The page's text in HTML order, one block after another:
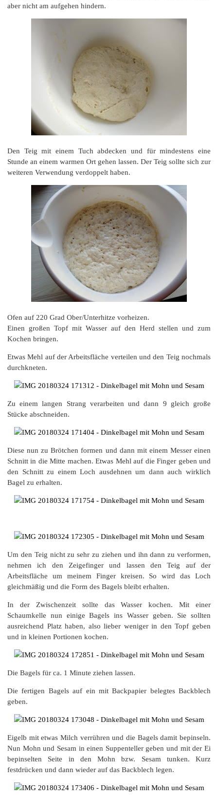
aber nicht am aufgehen hindern.
Den Teig mit einem Tuch abdecken und für mindestens eine
Stunde an einem warmen Ort gehen lassen. Der Teig sollte sich zur
weiteren Verwendung verdoppelt haben.
Ofen auf 220 Grad Ober/Unterhitze vorheizen.
Einen großen Topf mit Wasser auf den Herd stellen und zum
Kochen bringen.
Etwas Mehl auf der Arbeitsfläche verteilen und den Teig nochmals
durchkneten.
Zu einem langen Strang verarbeiten und dann 9 gleich große
Stücke abschneiden.
Diese nun zu Brötchen formen und dann mit einem Messer einen
Schnitt in die Mitte machen. Etwas Mehl auf die Finger geben und
den Schnitt zu einem Loch ausdehnen um dann auch wirklich
Bagel zu erhalten.
Um den Teig nicht zu sehr zu ziehen und ihn dann zu verformen,
nehmen ich den Zeigefinger und lassen den Teig auf der
Arbeitsfläche um meinem Finger kreisen. So wird das Loch
gleichmäßig und die Form des Bagels bleibt erhalten.
In der Zwischenzeit sollte das Wasser kochen. Mit einer
Schaumkelle nun einige Bagels ins Wasser geben. Sie sollten
ausreichend Platz haben, also lieber weniger in den Topf geben
und in kleinen Portionen kochen.
Die Bagels für ca. 1 Minute ziehen lassen.
Die fertigen Bagels auf ein mit Backpapier belegtes Backblech
geben.
Eigelb mit etwas Milch verrühren und die Bagels damit bepinseln.
Nun Mohn und Sesam in einen Suppenteller geben und mit der Ei
bepinselten Seite in den Mohn bzw. Sesam tunken. Kurz
festdrücken und dann wieder auf das Backblech legen.